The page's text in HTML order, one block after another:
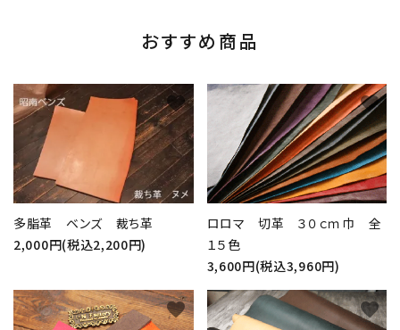
おすすめ商品
多脂革 ベンズ 裁ち革
2,000円(税込2,200円)
favorite
ロロマ 切革 ３０ｃｍ巾 全
１５色
3,600円(税込3,960円)
favorite
favorite favorite